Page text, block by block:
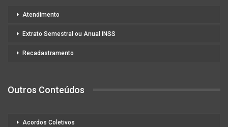
Atendimento
Extrato Semestral ou Anual INSS
Recadastramento
Outros Conteúdos
Acordos Coletivos